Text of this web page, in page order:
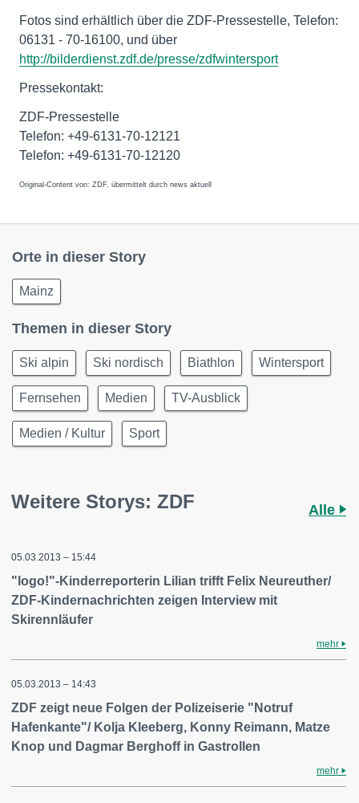
Fotos sind erhältlich über die ZDF-Pressestelle, Telefon:
06131 - 70-16100, und über
http://bilderdienst.zdf.de/presse/zdfwintersport
Pressekontakt:
ZDF-Pressestelle
Telefon: +49-6131-70-12121
Telefon: +49-6131-70-12120
Original-Content von: ZDF, übermittelt durch news aktuell
Orte in dieser Story
Mainz
Themen in dieser Story
Ski alpin Ski nordisch Biathlon Wintersport
Fernsehen Medien TV-Ausblick
Medien / Kultur Sport
Weitere Storys: ZDF Alle
05.03.2013 – 15:44
"logo!"-Kinderreporterin Lilian trifft Felix Neureuther/
ZDF-Kindernachrichten zeigen Interview mit
Skirennläufer
mehr
05.03.2013 – 14:43
ZDF zeigt neue Folgen der Polizeiserie "Notruf
Hafenkante"/ Kolja Kleeberg, Konny Reimann, Matze
Knop und Dagmar Berghoff in Gastrollen
mehr